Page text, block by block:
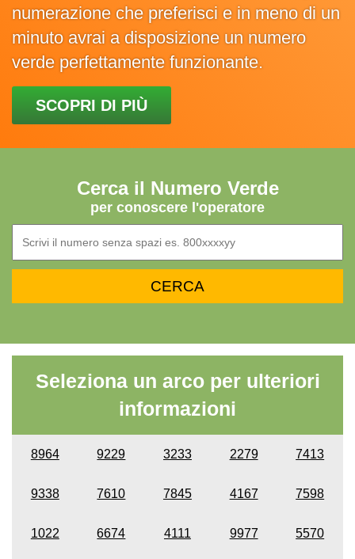
numerazione che preferisci e in meno di un
minuto avrai a disposizione un numero
verde perfettamente funzionante.
SCOPRI DI PIÙ
Cerca il Numero Verde
per conoscere l'operatore
Seleziona un arco per ulteriori
informazioni
8964 9229 3233 2279 7413
9338 7610 7845 4167 7598
1022 6674 4111 9977 5570